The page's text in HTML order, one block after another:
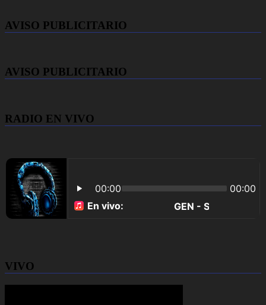
AVISO PUBLICITARIO
AVISO PUBLICITARIO
RADIO EN VIVO
VIVO